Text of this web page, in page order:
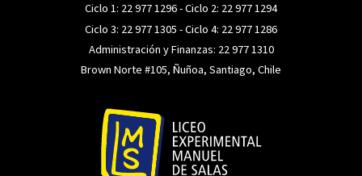
Ciclo 1: 22 977 1296- Ciclo 2: 22 977 1294
Ciclo 3: 22 977 1305 - Ciclo 4: 22 977 1286
Administración y Finanzas: 22 977 1310
Brown Norte #105, Ñuñoa, Santiago, Chile